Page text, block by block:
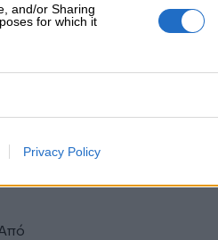
and/or Sharing
for which it
Privacy Policy